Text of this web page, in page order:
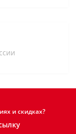
и скидках?